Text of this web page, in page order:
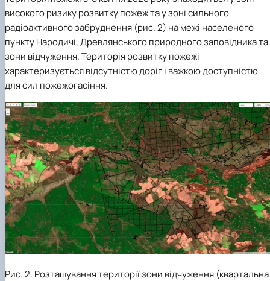
високого ризику розвитку пожеж та у зоні сильного
радіоактивного забруднення (рис. 2) на межі населеного
пункту Народичі, Древлянського природного заповідника та
зони відчуження. Територія розвитку пожежі
характеризується відсутністю доріг і важкою доступністю
для сил пожежогасіння.
Рис. 2. Розташування території зони відчуження (квартальна